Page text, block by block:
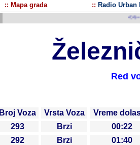
:: Mapa grada :: Radio Urban
<<-->>
Red
Broj Voza Vrsta Voza
Vreme
293
Brzi
00:22
292
Brzi
01:40